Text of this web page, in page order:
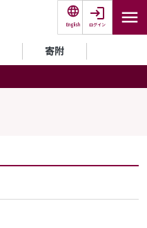
English ログイン
寄附